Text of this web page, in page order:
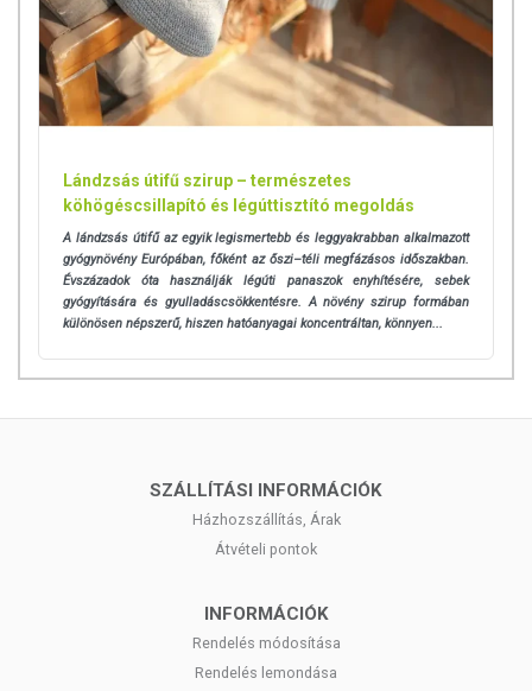
Lándzsás útifű szirup – természetes
köhögéscsillapító és légúttisztító megoldás
A lándzsás útifű az egyik legismertebb és leggyakrabban alkalmazott
gyógynövény Európában, főként az őszi–téli megfázásos időszakban.
Évszázadok óta használják légúti panaszok enyhítésére, sebek
gyógyítására és gyulladáscsökkentésre. A növény szirup formában
különösen népszerű, hiszen hatóanyagai koncentráltan, könnyen...
SZÁLLÍTÁSI INFORMÁCIÓK
Házhozszállítás, Árak
Átvételi pontok
INFORMÁCIÓK
Rendelés módosítása
Rendelés lemondása